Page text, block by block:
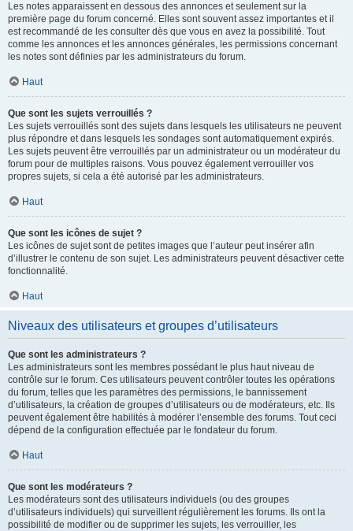
Les notes apparaissent en dessous des annonces et seulement sur la
première page du forum concerné. Elles sont souvent assez importantes et il
est recommandé de les consulter dès que vous en avez la possibilité. Tout
comme les annonces et les annonces générales, les permissions concernant
les notes sont définies par les administrateurs du forum.
Haut
Que sont les sujets verrouillés ?
Les sujets verrouillés sont des sujets dans lesquels les utilisateurs ne peuvent
plus répondre et dans lesquels les sondages sont automatiquement expirés.
Les sujets peuvent être verrouillés par un administrateur ou un modérateur du
forum pour de multiples raisons. Vous pouvez également verrouiller vos
propres sujets, si cela a été autorisé par les administrateurs.
Haut
Que sont les icônes de sujet ?
Les icônes de sujet sont de petites images que l’auteur peut insérer afin
d’illustrer le contenu de son sujet. Les administrateurs peuvent désactiver cette
fonctionnalité.
Haut
Niveaux des utilisateurs et groupes d’utilisateurs
Que sont les administrateurs ?
Les administrateurs sont les membres possédant le plus haut niveau de
contrôle sur le forum. Ces utilisateurs peuvent contrôler toutes les opérations
du forum, telles que les paramètres des permissions, le bannissement
d’utilisateurs, la création de groupes d’utilisateurs ou de modérateurs, etc. Ils
peuvent également être habilités à modérer l’ensemble des forums. Tout ceci
dépend de la configuration effectuée par le fondateur du forum.
Haut
Que sont les modérateurs ?
Les modérateurs sont des utilisateurs individuels (ou des groupes
d’utilisateurs individuels) qui surveillent régulièrement les forums. Ils ont la
possibilité de modifier ou de supprimer les sujets, les verrouiller, les